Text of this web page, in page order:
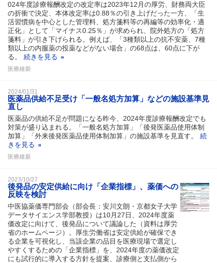
024年度診療報酬改定の改定率は2023年12月の厚労、財務両大臣
の折衝で決定、本体改定率は0.88％の引き上げだった一方、「生
活習慣病を中心とした管理料、処方箋料等の再編等の効率化・適
正化」として「マイナス0.25％」が求められ、院外処方の「処方
箋料」が引き下げられる。例えば、「3種類以上の抗不安薬、7種
類以上の内服薬の投薬などがない場合」の68点は、60点に下が
る。
続きを見る
医療維新
2024/01/31
医薬品供給不足受け「一般名処方加算」などの施設基準見
直し
医薬品の供給不足が問題になる昨今、2024年度診療報酬改定でも
対策が盛り込まれる。「一般名処方加算」「後発医薬品使用体制
加算」「外来後発医薬品使用体制加算」の施設基準を見直す。
続
きを見る
医療維新
2023/10/27
後発品の安定供給に向け「企業指標」、薬価への
反映を検討
中医協薬価専門部会（部会長：安川文朗・京都女子大学
データサイエンス学部教授）は10月27日、2024年度薬
価改定に向けて、後発品について議論した（資料は厚労
省のホームページ）。厚生労働省は安定供給が確保でき
る企業を可視化し、当該企業の品目を医療現場で選定し
やすくするための「企業指標」を、2024年度の薬価改定
にも試行的に導入する方針を提案、診療側と支払側から